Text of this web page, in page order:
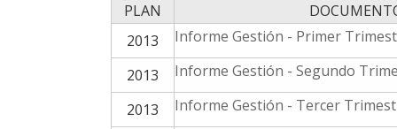
PLAN
2013
Informe Gestión - Primer
2013
Informe Gestión - Segundo
2013
Informe Gestión - Tercer